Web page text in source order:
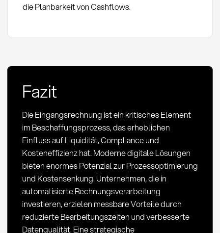
die Planbarkeit von Cashflows.
Fazit
Die Eingangsrechnung ist ein kritisches Element
im Beschaffungsprozess, das erheblichen
Einfluss auf Liquidität, Compliance und
Kosteneffizienz hat. Moderne digitale Lösungen
bieten enormes Potenzial zur Prozessoptimierung
und Kostensenkung. Unternehmen, die in
automatisierte Rechnungsverarbeitung
investieren, erzielen messbare Vorteile durch
reduzierte Bearbeitungszeiten und verbesserte
Datenqualität. Eine strategische